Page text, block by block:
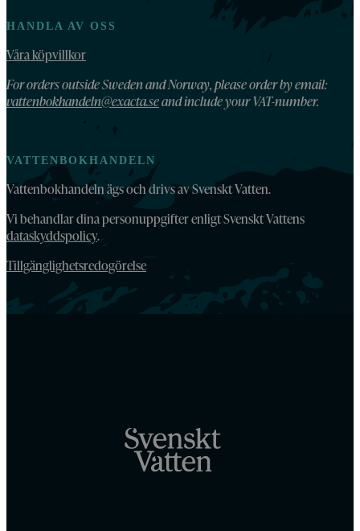
HANDLA AV OSS
Våra köpvillkor
For orders outside Sweden and Norway, please order by email:
vattenbokhandeln@exacta.seand include your VAT-number.
VATTENBOKHANDELN
Vattenbokhandeln ägs och drivs av Svenskt Vatten.
Vi behandlar dina personuppgifter enligt Svenskt Vattens
dataskyddspolicy.
Tillgänglighetsredogörelse